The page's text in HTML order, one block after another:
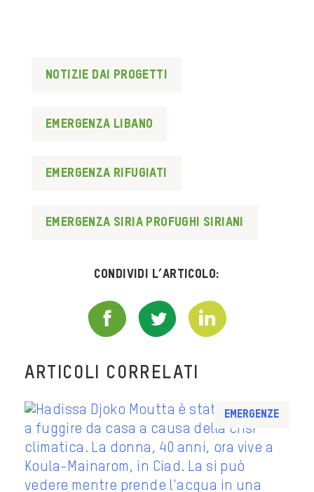
Notizie dai progetti
emergenza libano
emergenza rifugiati
emergenza siria profughi siriani
Condividi l’articolo:
ARTICOLI CORRELATI
Emergenze